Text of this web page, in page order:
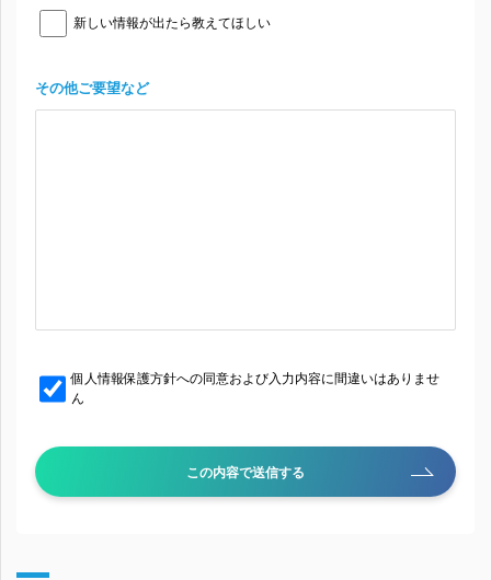
新しい情報が出たら教えてほしい
その他ご要望など
個人情報保護方針への同意および入力内容に間違いはありませ
ん
この内容で送信する